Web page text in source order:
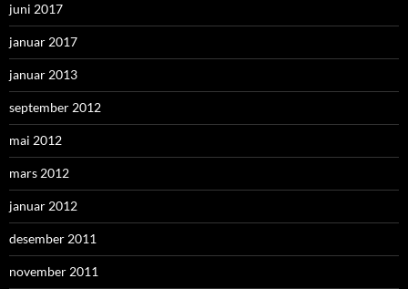
juni 2017
januar 2017
januar 2013
september 2012
mai 2012
mars 2012
januar 2012
desember 2011
november 2011